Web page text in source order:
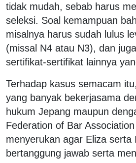
tidak mudah, sebab harus
seleksi. Soal kemampuan
misalnya harus sudah lulus
(missal N4 atau N3), dan
sertifikat-sertifikat lainnya
Terhadap kasus semacam
yang banyak bekerjasama
hukum Jepang maupun
Federation of Bar
menyerukan agar Eliza serta
bertanggung jawab serta